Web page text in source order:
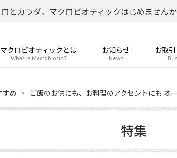
とカラダ。マクロビオティックはじめません
マクロビオティックとは
What is Macrobiotic ?
お知らせ
News
お取
すめ ご飯のお供にも、お料理のアクセントにも オ
特集